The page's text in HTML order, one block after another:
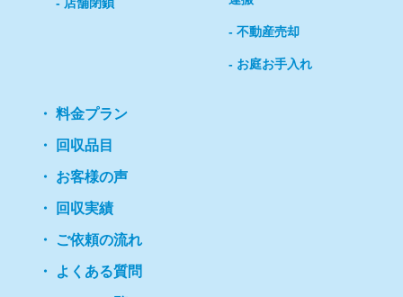
店舗閉鎖
不動産売却
お庭お手入れ
料金プラン
回収品目
お客様の声
回収実績
ご依頼の流れ
よくある質問